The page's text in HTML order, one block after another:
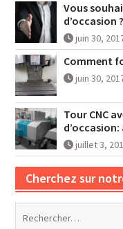
Vous
d’occasion ?
juin 30,
Comment
juin 30,
Tour CNC
juillet 3,
Cherchez sur